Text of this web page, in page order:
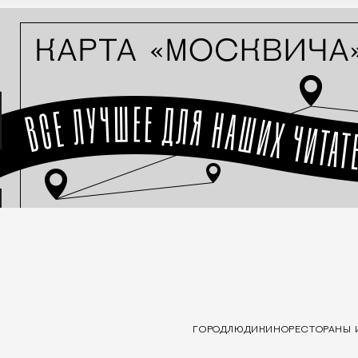
ГОРОДЛЮДИ КИНОРЕСТОРАНЫ